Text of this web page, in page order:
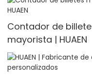
Contador de
mayorista | HUAEN